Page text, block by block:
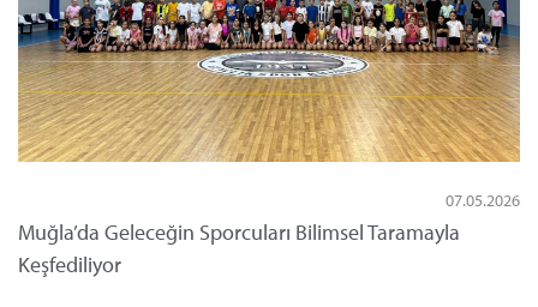
07.05.2026
Muğla’da Geleceğin Sporcuları Bilimsel Taramayla
Keşfediliyor
Ödeme